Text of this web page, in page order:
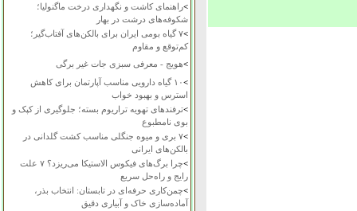
>راهنمای کاشت و نگهداری درخت ماگنولیا؛
شکوفه‌های درشت در بهار
>
۷ گیاه بومی ایران برای بالکن‌های آفتاب‌گیر؛
کم‌توقع و مقاوم
>هویج - معرفی سبزی جات غیر برگی
>
۱۰ گیاه دارویی مناسب آپارتمان برای کاهش
استرس و بهبود خواب
>ترفندهای تهویه تراریوم بسته؛ جلوگیری از کپک و
بوی نامطبوع
>
۷ بری و میوه جنگلی مناسب کشت گلدانی در
بالکن‌های ایرانی
>
چرا برگ‌های فیکوس الاستیکا می‌ریزد؟ ۷ علت
رایج و راه‌حل سریع
>چمن‌کاری حرفه‌ای در تابستان: انتخاب بذر،
آماده‌سازی خاک و آبیاری دقیق